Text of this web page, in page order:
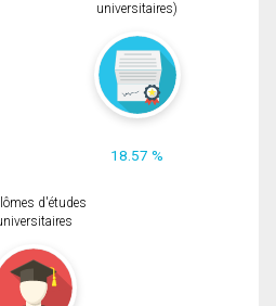
universitaires)
18.57 %
d'études